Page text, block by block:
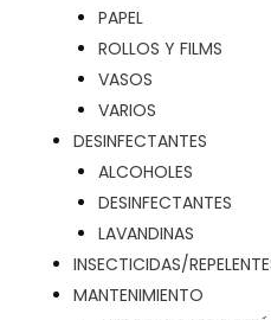
PAPEL
ROLLOS Y FILMS
VASOS
VARIOS
DESINFECTANTES
ALCOHOLES
DESINFECTANTES
LAVANDINAS
INSECTICIDAS/
MANTENIMIENTO